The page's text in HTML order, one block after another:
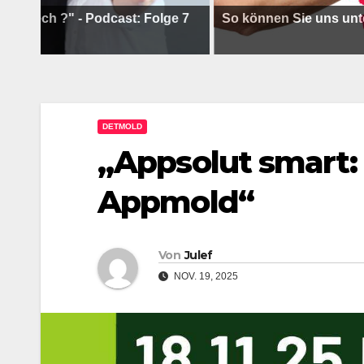
?" - Podcast: Folge 7 So können Sie uns
DETMOLD
„Appsolut
Appmold“
Von Julef
NOV. 19, 2025